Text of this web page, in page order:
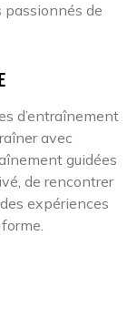
passionnés de
d’entraînement
avec
guidées
de rencontrer
expériences